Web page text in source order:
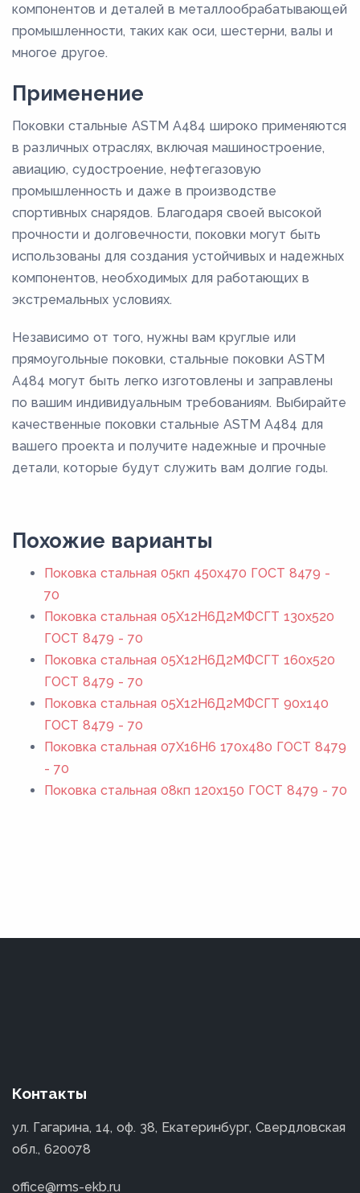
компонентов и деталей в металлообрабатывающей
промышленности, таких как оси, шестерни, валы и
многое другое.
Применение
Поковки стальные ASTM A484 широко применяются
в различных отраслях, включая машиностроение,
авиацию, судостроение, нефтегазовую
промышленность и даже в производстве
спортивных снарядов. Благодаря своей высокой
прочности и долговечности, поковки могут быть
использованы для создания устойчивых и надежных
компонентов, необходимых для работающих в
экстремальных условиях.
Независимо от того, нужны вам круглые или
прямоугольные поковки, стальные поковки ASTM
A484 могут быть легко изготовлены и заправлены
по вашим индивидуальным требованиям. Выбирайте
качественные поковки стальные ASTM A484 для
вашего проекта и получите надежные и прочные
детали, которые будут служить вам долгие годы.
Похожие варианты
Поковка стальная 05кп 450x470 ГОСТ 8479 -
70
Поковка стальная 05Х12Н6Д2МФСГТ 130x520
ГОСТ 8479 - 70
Поковка стальная 05Х12Н6Д2МФСГТ 160x520
ГОСТ 8479 - 70
Поковка стальная 05Х12Н6Д2МФСГТ 90x140
ГОСТ 8479 - 70
Поковка стальная 07Х16Н6 170x480 ГОСТ 8479
- 70
Поковка стальная 08кп 120x150 ГОСТ 8479 - 70
Контакты
ул. Гагарина, 14, оф. 38, Екатеринбург, Свердловская
обл., 620078
office@rms-ekb.ru